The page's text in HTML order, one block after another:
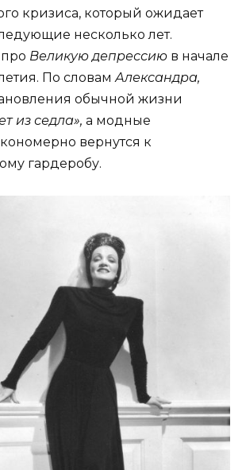
кризиса, который ожидает
несколько лет.
Великую депрессию в начале
По словамАлександра,
обычной жизни
из седла», а модные
вернутся к
гардеробу.